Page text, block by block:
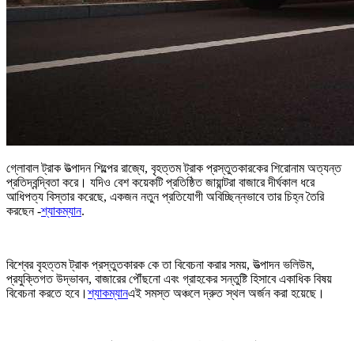
গ্লোবাল ট্রাক উত্পাদন শিল্পের রাজ্যে, বৃহত্তম ট্রাক প্রস্তুতকারকের শিরোনাম অত্যন্ত
প্রতিদ্বন্দ্বিতা করে। যদিও বেশ কয়েকটি প্রতিষ্ঠিত জায়ান্টরা বাজারে দীর্ঘকাল ধরে
আধিপত্য বিস্তার করেছে, একজন নতুন প্রতিযোগী অবিচ্ছিন্নভাবে তার চিহ্ন তৈরি
করছেন -শ্যাকম্যান.
বিশ্বের বৃহত্তম ট্রাক প্রস্তুতকারক কে তা বিবেচনা করার সময়, উত্পাদন ভলিউম,
প্রযুক্তিগত উদ্ভাবন, বাজারের পৌঁছনো এবং গ্রাহকের সন্তুষ্টি হিসাবে একাধিক বিষয়
বিবেচনা করতে হবে।শ্যাকম্যানএই সমস্ত অঞ্চলে দ্রুত স্থল অর্জন করা হয়েছে।